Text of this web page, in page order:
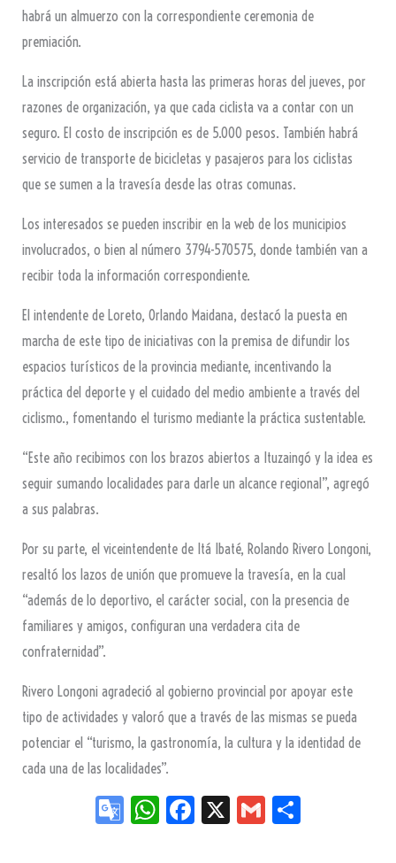
habrá un almuerzo con la correspondiente ceremonia de
premiación.
La inscripción está abierta hasta las primeras horas del jueves, por
razones de organización, ya que cada ciclista va a contar con un
seguro. El costo de inscripción es de 5.000 pesos. También habrá
servicio de transporte de bicicletas y pasajeros para los ciclistas
que se sumen a la travesía desde las otras comunas.
Los interesados se pueden inscribir en la web de los municipios
involucrados, o bien al número 3794-570575, donde también van a
recibir toda la información correspondiente.
El intendente de Loreto, Orlando Maidana, destacó la puesta en
marcha de este tipo de iniciativas con la premisa de difundir los
espacios turísticos de la provincia mediante, incentivando la
práctica del deporte y el cuidado del medio ambiente a través del
ciclismo., fomentando el turismo mediante la práctica sustentable.
“Este año recibimos con los brazos abiertos a Ituzaingó y la idea es
seguir sumando localidades para darle un alcance regional”, agregó
a sus palabras.
Por su parte, el viceintendente de Itá Ibaté, Rolando Rivero Longoni,
resaltó los lazos de unión que promueve la travesía, en la cual
“además de lo deportivo, el carácter social, con la presencia de
familiares y amigos, configuran una verdadera cita de
confraternidad”.
Rivero Longoni agradeció al gobierno provincial por apoyar este
tipo de actividades y valoró que a través de las mismas se pueda
potenciar el “turismo, la gastronomía, la cultura y la identidad de
cada una de las localidades”.
Go W
Fa
X
G